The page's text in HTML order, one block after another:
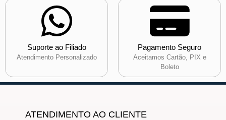
Suporte ao Filiado
Atendimento Personalizado
Pagamento Seguro
Aceitamos Cartão, PIX e
Boleto
ATENDIMENTO AO CLIENTE